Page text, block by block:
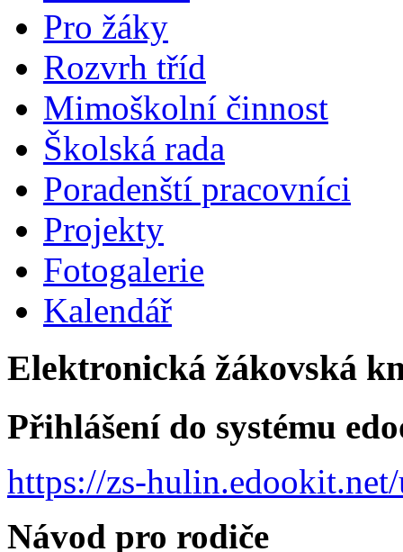
Pro žáky
Rozvrh tříd
Mimoškolní činnost
Školská rada
Poradenští pracovníci
Projekty
Fotogalerie
Kalendář
Elektronická žákovská
Přihlášení do systému
https://zs-
Návod pro rodiče